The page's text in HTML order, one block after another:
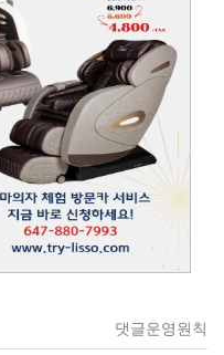
댓글운영원칙